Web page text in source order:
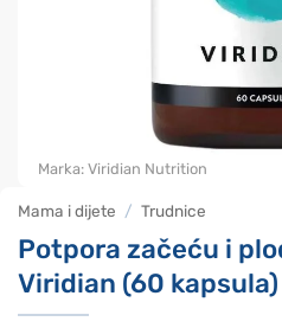
Mama i dijete / Trudnice
Potpora začeću i
Viridian (60 kapsula)
Marka: Viridian Nutrition